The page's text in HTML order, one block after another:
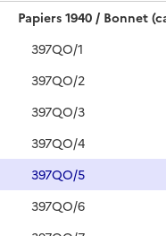
Papiers 1940 / Bonnet
397QO/1
397QO/2
397QO/3
397QO/4
397QO/5
397QO/6